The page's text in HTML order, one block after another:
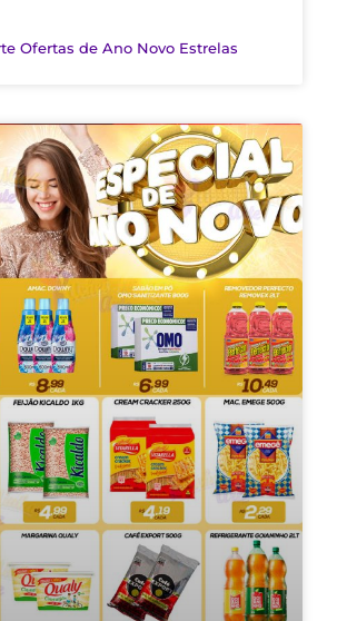
Ofertas de Ano Novo Estrelas